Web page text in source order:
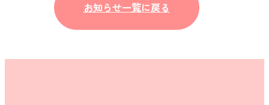
お知らせ一覧に戻る